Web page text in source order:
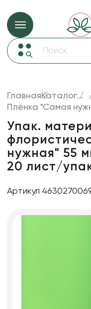
Упаковка для цветов и
Коробки для цветов
Декор для дома
Лента
Товары для флористов
Пакеты для цветов и подарков
Искусственные цветы и
ГлавнаяКаталог...
Плёнка "Самая
Упак.
нужная" 55
20 лист/
Артикул